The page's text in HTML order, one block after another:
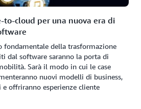
to-cloud per una nuova era di
fondamentale della trasformazione
dal software saranno la porta di
Sarà il modo in cui le case
nuovi modelli di business,
offriranno esperienze cliente